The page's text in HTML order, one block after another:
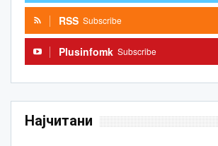
RSS Subscribe
Plusinfomk Subscribe
Најчитани